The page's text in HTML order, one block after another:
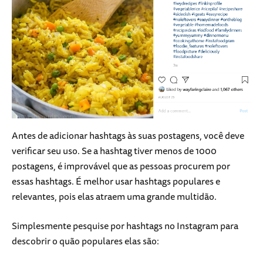
Antes de adicionar hashtags às suas postagens, você deve
verificar seu uso. Se a hashtag tiver menos de 1000
postagens, é improvável que as pessoas procurem por
essas hashtags. É melhor usar hashtags populares e
relevantes, pois elas atraem uma grande multidão.
Simplesmente pesquise por hashtags no Instagram para
descobrir o quão populares elas são: